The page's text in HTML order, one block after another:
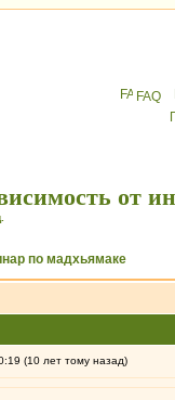
FAQ
от
по мадхьямаке
(10 лет тому назад)